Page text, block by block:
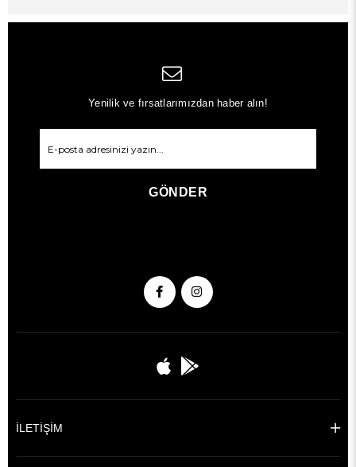
Yenilik ve fırsatlarımızdan haber alın!
GÖNDER
İLETİŞİM